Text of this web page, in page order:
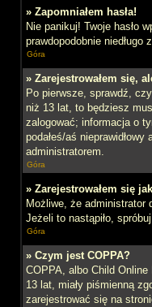
» Zapomniałem hasła!
Nie panikuj! Twoje hasło
prawdopodobnie niedługo
Góra
» Zarejestrowałem się,
Po pierwsze, sprawdź,
niż 13 lat, to będziesz
zalogować; informacja o
podałeś/aś
administratorem.
Góra
» Zarejestrowałem się
Możliwe, że administrator
Jeżeli to nastąpiło,
Góra
» Czym jest COPPA?
COPPA, albo Child
13 lat, miały piśmienną
zarejestrować się na